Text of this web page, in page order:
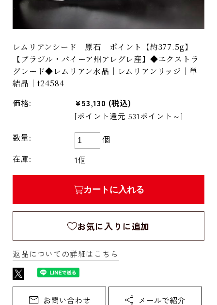
レムリアンシード 原石 ポイント【約377.5g】
【ブラジル・バイーア州アレグレ産】◆エクストラ
グレード◆レムリアン水晶｜レムリアンリッジ｜単
結晶｜t24584
価格: ¥53,130 (税込)
[ポイント還元 531ポイント～]
数量:
個
在庫:
1個
カートに入れる
お気に入りに追加
返品についての詳細はこちら